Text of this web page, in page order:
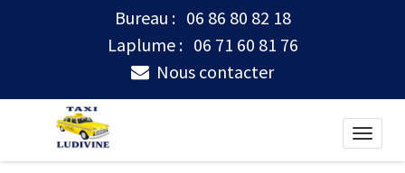
Bureau : 06 86 80 82 18
Laplume : 06 71 60 81 76
Nous contacter
Toggle